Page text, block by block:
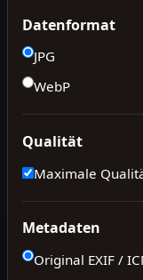
Datenformat
JPG
WebP
Qualität
Maximale
Metadaten
Original EXIF /